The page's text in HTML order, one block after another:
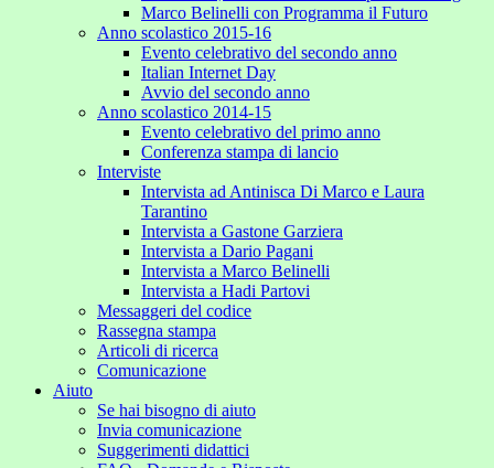
Marco Belinelli con Programma il Futuro
Anno scolastico 2015-16
Evento celebrativo del secondo anno
Italian Internet Day
Avvio del secondo anno
Anno scolastico 2014-15
Evento celebrativo del primo anno
Conferenza stampa di lancio
Interviste
Intervista ad Antinisca Di Marco e Laura
Tarantino
Intervista a Gastone Garziera
Intervista a Dario Pagani
Intervista a Marco Belinelli
Intervista a Hadi Partovi
Messaggeri del codice
Rassegna stampa
Articoli di ricerca
Comunicazione
Aiuto
Se hai bisogno di aiuto
Invia comunicazione
Suggerimenti didattici